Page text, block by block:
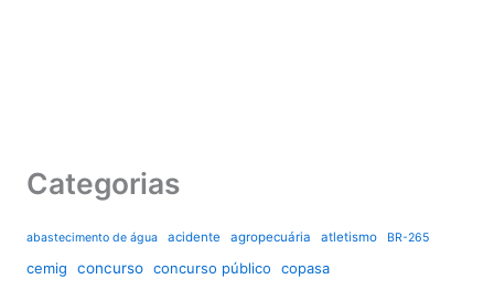
Categorias
abastecimento de água acidente agropecuária atletismo BR-265
cemig concurso concurso público
copasa